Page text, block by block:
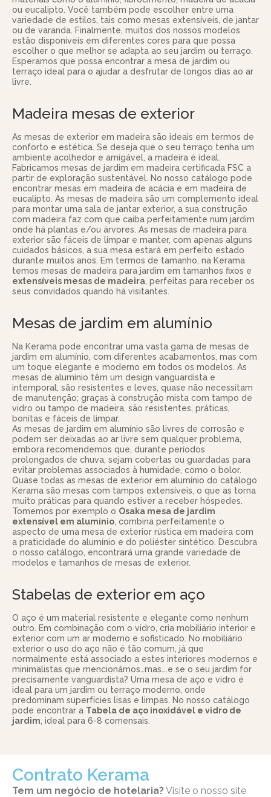
ou eucalipto. Você também pode escolher entre uma
variedade de estilos, tais como mesas extensíveis, de jantar
ou de varanda. Finalmente, muitos dos nossos modelos
estão disponíveis em diferentes cores para que possa
escolher o que melhor se adapta ao seu jardim ou terraço.
Esperamos que possa encontrar a mesa de jardim ou
terraço ideal para o ajudar a desfrutar de longos dias ao ar
livre.
Madeira mesas de exterior
As mesas de exterior em madeira são ideais em termos de
conforto e estética. Se deseja que o seu terraço tenha um
ambiente acolhedor e amigável, a madeira é ideal.
Fabricamos mesas de jardim em madeira certificada FSC a
partir de exploração sustentável. No nosso catálogo pode
encontrar mesas em madeira de acácia e em madeira de
eucalipto. As mesas de madeira são um complemento ideal
para montar uma sala de jantar exterior, a sua construção
com madeira faz com que caiba perfeitamente num jardim
onde há plantas e/ou árvores. As mesas de madeira para
exterior são fáceis de limpar e manter, com apenas alguns
cuidados básicos, a sua mesa estará em perfeito estado
durante muitos anos. Em termos de tamanho, na Kerama
temos mesas de madeira para jardim em tamanhos fixos e
extensíveis mesas de madeira , perfeitas para receber os
seus convidados quando há visitantes.
Mesas de jardim em alumínio
Na Kerama pode encontrar uma vasta gama de mesas de
jardim em alumínio, com diferentes acabamentos, mas com
um toque elegante e moderno em todos os modelos. As
mesas de alumínio têm um design vanguardista e
intemporal, são resistentes e leves, quase não necessitam
de manutenção; graças à construção mista com tampo de
vidro ou tampo de madeira, são resistentes, práticas,
bonitas e fáceis de limpar.
As mesas de jardim em alumínio são livres de corrosão e
podem ser deixadas ao ar livre sem qualquer problema,
embora recomendemos que, durante períodos
prolongados de chuva, sejam cobertas ou guardadas para
evitar problemas associados à humidade, como o bolor.
Quase todas as mesas de exterior em alumínio do catálogo
Kerama são mesas com tampos extensíveis, o que as torna
muito práticas para quando estiver a receber hóspedes.
Tomemos por exemplo o Osaka mesa de jardim
extensível em alumínio , combina perfeitamente o
aspecto de uma mesa de exterior rústica em madeira com
a praticidade do alumínio e do poliéster sintético. Descubra
o nosso catálogo, encontrará uma grande variedade de
modelos e tamanhos de mesas de exterior.
Stabelas de exterior em aço
O aço é um material resistente e elegante como nenhum
outro. Em combinação com o vidro, cria mobiliário interior e
exterior com um ar moderno e sofisticado. No mobiliário
exterior o uso do aço não é tão comum, já que
normalmente está associado a estes interiores modernos e
minimalistas que mencionámos…mas….e se o seu jardim for
precisamente vanguardista? Uma mesa de aço e vidro é
ideal para um jardim ou terraço moderno, onde
predominam superfícies lisas e limpas. No nosso catálogo
pode encontrar a Tabela de aço inoxidável e vidro de
jardim , ideal para 6-8 comensais.
Contrato Kerama
Tem um negócio de hotelaria? Visite o nosso site